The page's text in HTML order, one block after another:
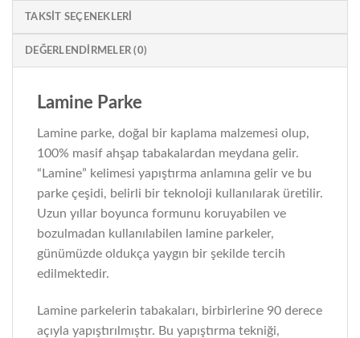
TAKSIT SEÇENEKLERI
DEĞERLENDIRMELER (0)
Lamine Parke
Lamine parke, doğal bir kaplama malzemesi olup,
100% masif ahşap tabakalardan meydana gelir.
“Lamine” kelimesi yapıştırma anlamına gelir ve bu
parke çeşidi, belirli bir teknoloji kullanılarak üretilir.
Uzun yıllar boyunca formunu koruyabilen ve
bozulmadan kullanılabilen lamine parkeler,
günümüzde oldukça yaygın bir şekilde tercih
edilmektedir.
Lamine parkelerin tabakaları, birbirlerine 90 derece
açıyla yapıştırılmıştır. Bu yapıştırma tekniği,